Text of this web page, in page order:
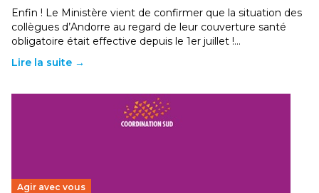
Enfin ! Le Ministère vient de confirmer que la situation des
collègues d’Andorre au regard de leur couverture santé
obligatoire était effective depuis le 1er juillet !…
Lire la suite →
Agir avec vous